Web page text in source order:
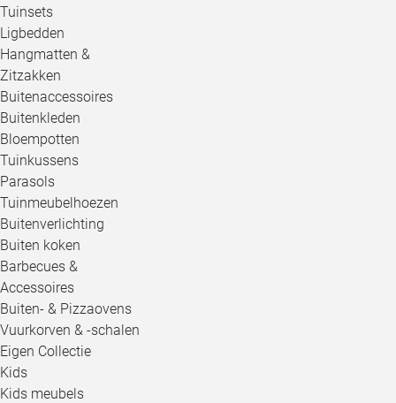
Tuinsets
Ligbedden
Hangmatten &
Zitzakken
Buitenaccessoires
Buitenkleden
Bloempotten
Tuinkussens
Parasols
Tuinmeubelhoezen
Buitenverlichting
Buiten koken
Barbecues &
Accessoires
Buiten- & Pizzaovens
Vuurkorven & -schalen
Eigen Collectie
Kids
Kids meubels